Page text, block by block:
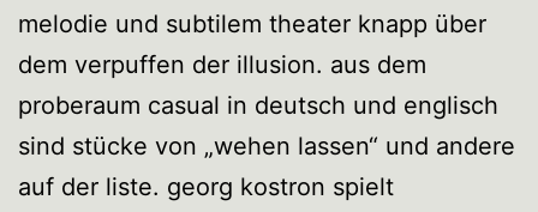
melodie und subtilem theater knapp über
dem verpuffen der illusion. aus dem
proberaum casual in deutsch und englisch
sind stücke von „wehen lassen“ und andere
auf der liste. georg kostron spielt